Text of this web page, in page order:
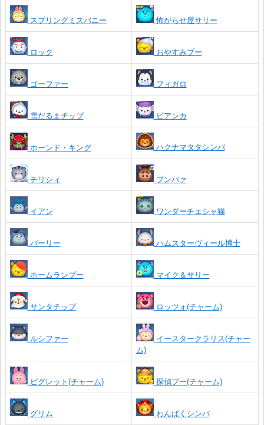
スプリングミスバニー 怖がらせ屋サリー
ロック おやすみプー
ゴーファー フィガロ
雪だるまチップ ビアンカ
ホーンド・キング ハクナマタタシンバ
チリシィ プンバァ
イアン ワンダーチェシャ猫
バーリー ハムスターヴィール博士
ホームランプー マイク＆サリー
サンタチップ ロッツォ(チャーム)
ルシファー
イースタークラリス(チャー
ム)
ピグレット(チャーム) 探偵プー(チャーム)
グリム わんぱくシンバ